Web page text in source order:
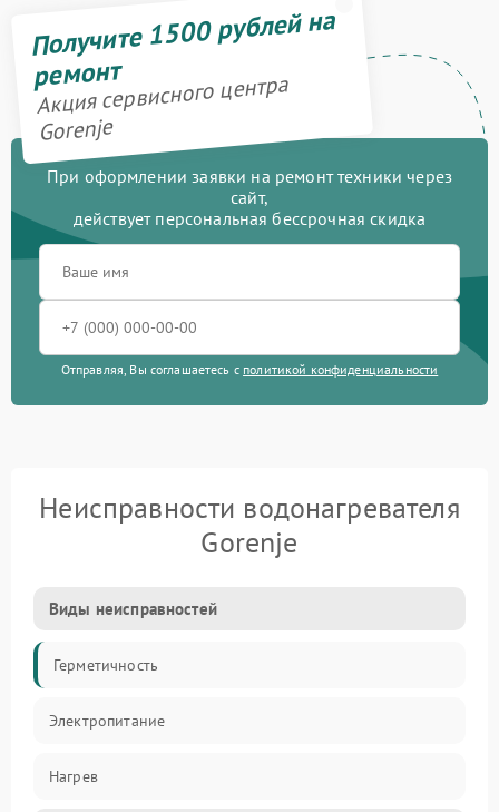
Получите 1500 рублей на
ремонт
Акция сервисного центра
Gorenje
При оформлении заявки на ремонт техники через
сайт,
действует персональная бессрочная скидка
Отправляя, Вы соглашаетесь с политикой конфиденциальности
Неисправности водонагревателя
Gorenje
Виды неисправностей
Герметичность
Электропитание
Нагрев